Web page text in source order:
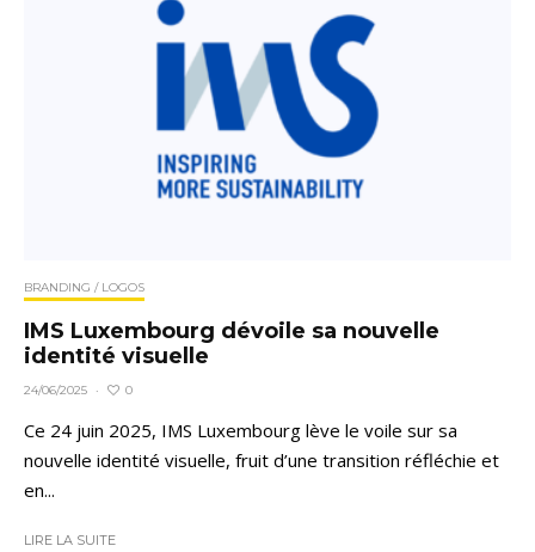
BRANDING / LOGOS
IMS Luxembourg dévoile sa nouvelle
identité visuelle
24/06/2025 · 0
Ce 24 juin 2025, IMS Luxembourg lève le voile sur sa
nouvelle identité visuelle, fruit d’une transition réfléchie et
en...
LIRE LA SUITE